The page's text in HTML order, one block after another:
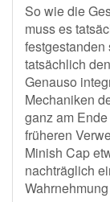
So wie die
muss es
tatsächlich
Genauso
Mechaniken
ganz am
früheren
Minish Cap
nachträglich